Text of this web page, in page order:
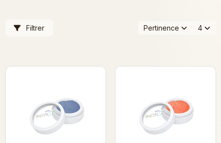
Filtrer Pertinence 4